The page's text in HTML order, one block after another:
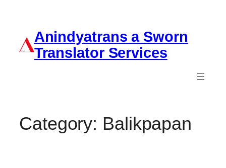
Anindyatrans a Sworn
Translator Services
Category: Balikpapan